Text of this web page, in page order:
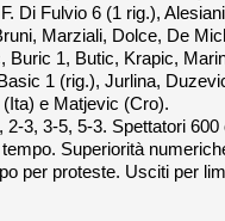
Di Fulvio 6 (1 rig.),
Marziali, Dolce, De
Buric 1, Butic, Krapic,
1 (rig.), Jurlina,
e Matjevic (Cro).
2-3, 3-5, 5-3. Spettatori
Superiorità
per proteste. Usciti per